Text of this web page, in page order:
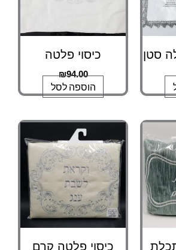
סטן כיסוי פלטה
₪94.00
הוספה לסל
כיסוי פלטה קרם